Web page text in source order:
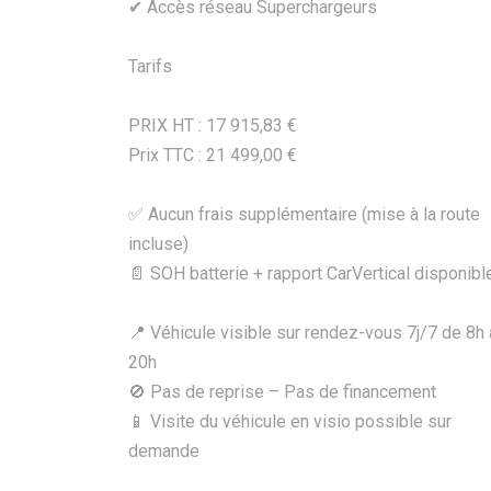
✔ Accès réseau Superchargeurs
Tarifs
PRIX HT : 17 915,83 €
Prix TTC : 21 499,00 €
✅ Aucun frais supplémentaire (mise à la route
incluse)
📄 SOH batterie + rapport CarVertical
📍 Véhicule visible sur rendez-vous 7j/7 de 8h
20h
🚫 Pas de reprise – Pas de financement
📱 Visite du véhicule en visio possible sur
demande